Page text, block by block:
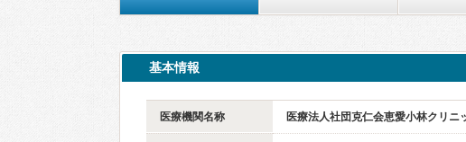
基本情報
医療機関名称 医療法人社団克仁会恵愛小林クリニ